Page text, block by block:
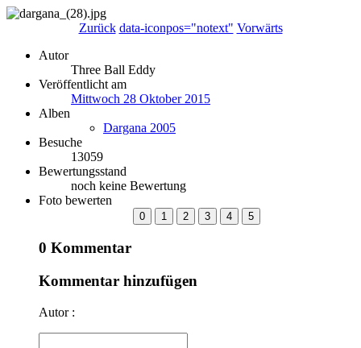
Zurück data-iconpos="notext" Vorwärts
Autor
Three Ball Eddy
Veröffentlicht am
Mittwoch 28 Oktober 2015
Alben
Dargana 2005
Besuche
13059
Bewertungsstand
noch keine Bewertung
Foto bewerten
0 Kommentar
Kommentar hinzufügen
Autor :